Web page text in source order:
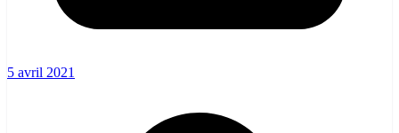
5 avril 2021